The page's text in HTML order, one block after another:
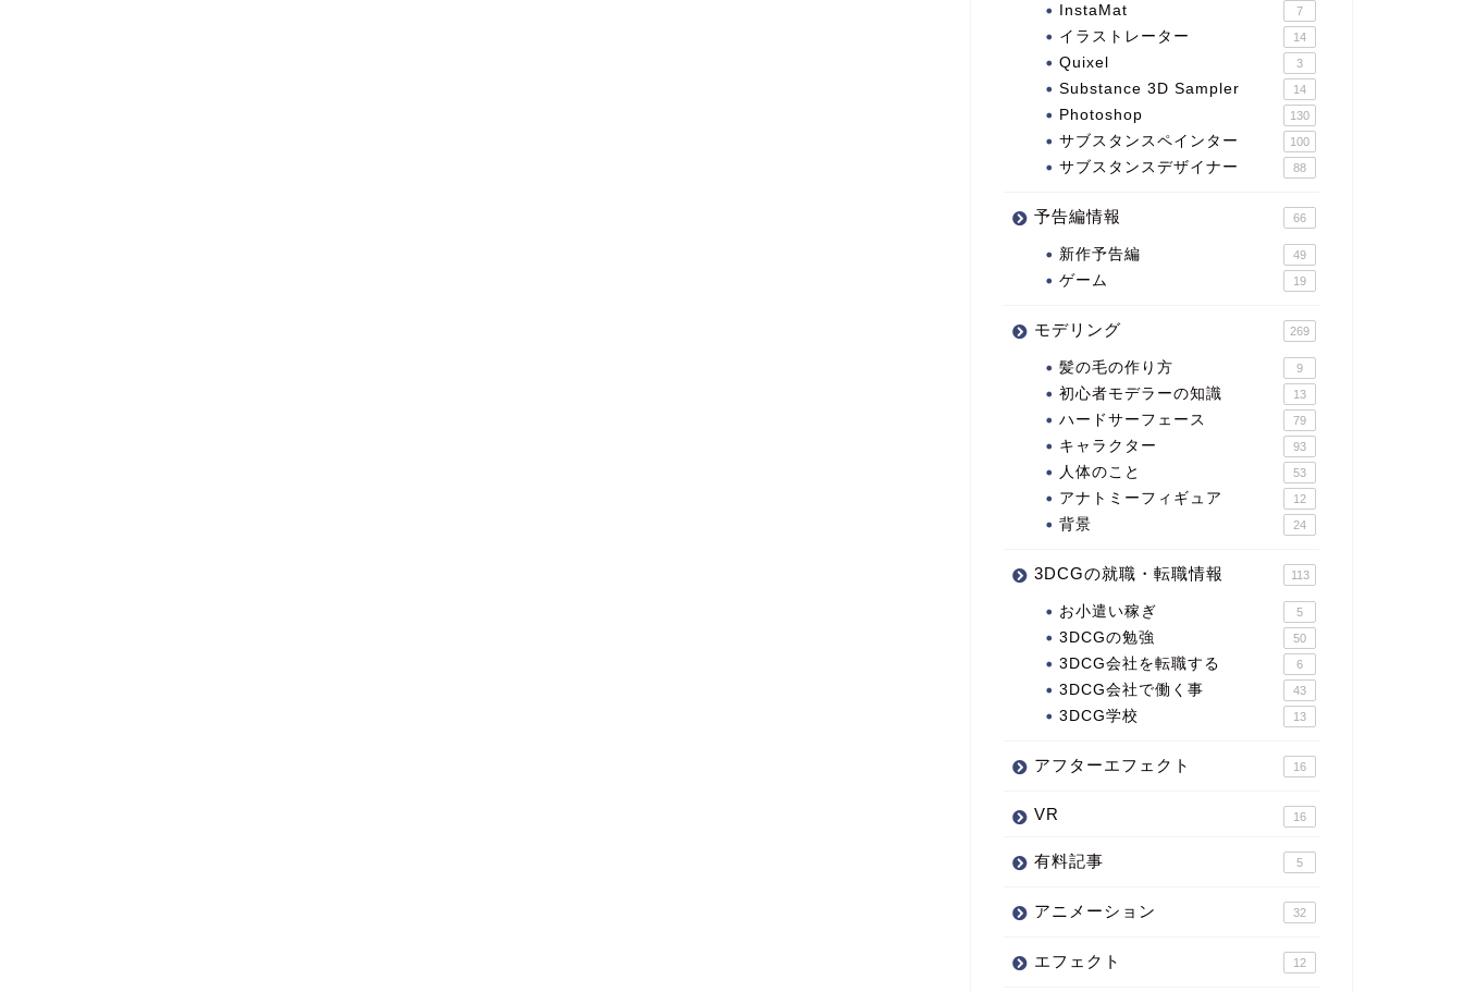
InstaMat 7
イラストレーター 14
Quixel 3
Substance 3D Sampler 14
Photoshop 130
サブスタンスペインター 100
サブスタンスデザイナー 88
予告編情報 66
新作予告編 49
ゲーム 19
モデリング 269
髪の毛の作り方 9
初心者モデラーの知識 13
ハードサーフェース 79
キャラクター 93
人体のこと 53
アナトミーフィギュア 12
背景 24
3DCGの就職・転職情報 113
お小遣い稼ぎ 5
3DCGの勉強 50
3DCG会社を転職する 6
3DCG会社で働く事 43
3DCG学校 13
アフターエフェクト 16
VR 16
有料記事 5
アニメーション 32
エフェクト 12